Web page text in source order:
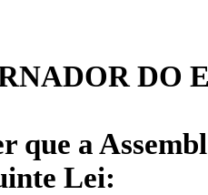
DO
que a
Lei: